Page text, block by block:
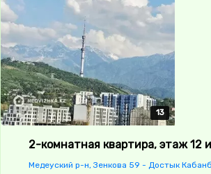
13
13
13
13
13
2-комнатная квартира, этаж 12
Медеуский р-н, Зенкова 59 - Достык